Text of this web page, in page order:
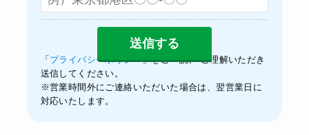
「 プライバシーポリシー」をご一読、 ご理解いただき
送信してください。
※営業時間外にご連絡いただいた場合は、翌営業日に
対応いたします。